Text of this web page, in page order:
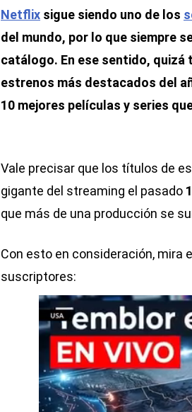
Netflix sigue siendo uno de los
del mundo, por lo que siempre
catálogo. En ese sentido,
estrenos más destacados del
10 mejores películas y series
Vale precisar que los títulos de
gigante del streaming el pasado
que más de una producción se
Con esto en consideración, mira
suscriptores: